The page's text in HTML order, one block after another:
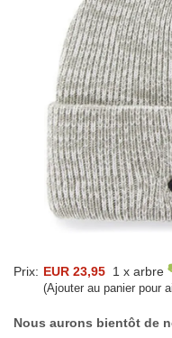
Prix: EUR 23,95 1 x arbre
(Ajouter au panier pour
Nous aurons bientôt de